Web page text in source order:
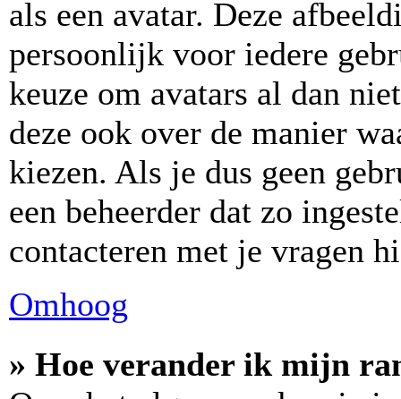
als een avatar. Deze
persoonlijk voor iedere
keuze om avatars al dan
deze ook over de manier
kiezen. Als je dus geen
een beheerder dat zo
contacteren met je vragen
Omhoog
» Hoe verander ik mijn